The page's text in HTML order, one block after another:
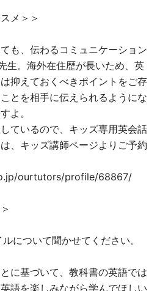
メ＞＞
も、伝わるコミュニケーション
生。海外在住歴が長いため、英
抑えておくべきポイントをご存
とを相手に伝えられるようにな
よ。
ているので、キッズ専用英会話
、キッズ講師ページよりご予約
ourtutors/profile/68867/
について聞かせてください。
に基づいて、教科書の英語では
語を楽しみながら学んでほしい